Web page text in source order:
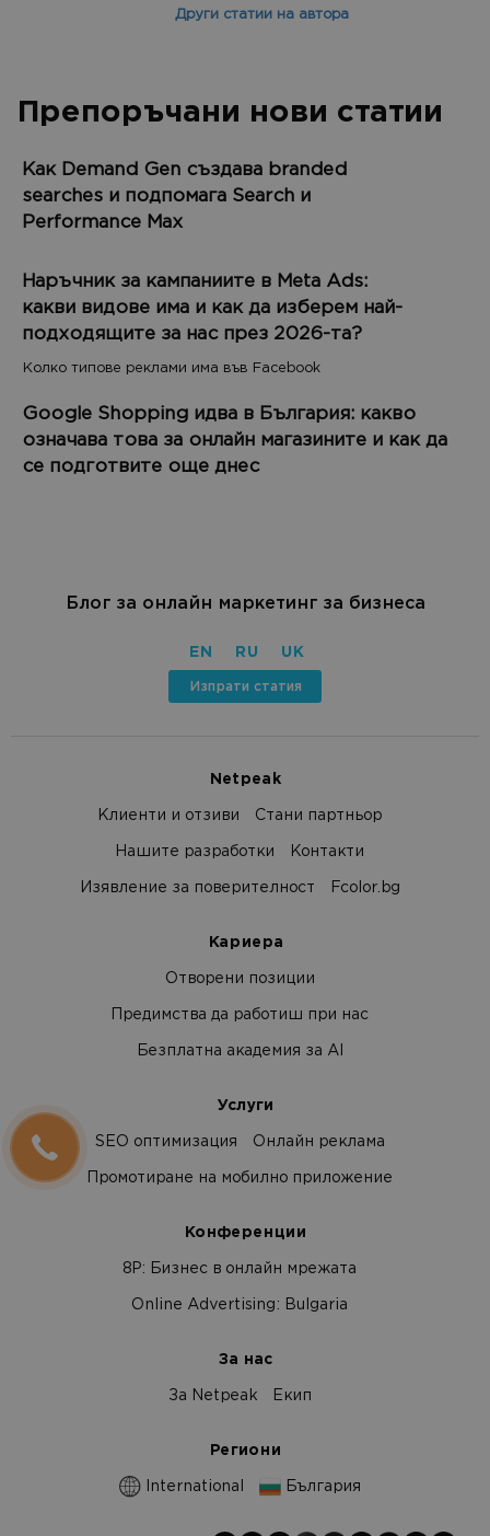
Други статии на автора
Препоръчани нови статии
Как Demand Gen създава branded
searches и подпомага Search и
Performance Max
Наръчник за кампаниите в Meta Ads:
какви видове има и как да изберем най-
подходящите за нас през 2026-та?
Колко типове реклами има във Facebook
Google Shopping идва в България: какво
означава това за онлайн магазините и как да
се подготвите още днес
Блог за онлайн маркетинг за бизнеса
EN RU UK
Изпрати статия
Netpeak
Клиенти и отзиви Стани партньор
Нашите разработки Контакти
Изявление за поверителност Fcolor.bg
Кариера
Отворени позиции
Предимства да работиш при нас
Безплатна академия за AI
Услуги
SEO оптимизация Онлайн реклама
Промотиране на мобилно приложение
Конференции
8Р: Бизнес в онлайн мрежата
Online Advertising: Bulgaria
За нас
За Netpeak Екип
Региони
International България